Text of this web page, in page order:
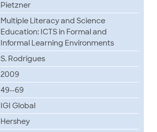
Pietzner
Multiple Literacy and Science
Education: ICTS in Formal and
Informal Learning Environments
S. Rodrigues
2009
49--69
IGI Global
Hershey